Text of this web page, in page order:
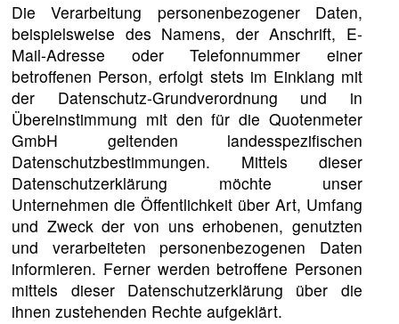
Die Verarbeitung personenbezogener Daten,
beispielsweise des Namens, der Anschrift, E-
Mail-Adresse oder Telefonnummer einer
betroffenen Person, erfolgt stets im Einklang mit
der Datenschutz-Grundverordnung und in
Übereinstimmung mit den für die Quotenmeter
GmbH geltenden landesspezifischen
Datenschutzbestimmungen. Mittels dieser
Datenschutzerklärung möchte unser
Unternehmen die Öffentlichkeit über Art, Umfang
und Zweck der von uns erhobenen, genutzten
und verarbeiteten personenbezogenen Daten
informieren. Ferner werden betroffene Personen
mittels dieser Datenschutzerklärung über die
ihnen zustehenden Rechte aufgeklärt.